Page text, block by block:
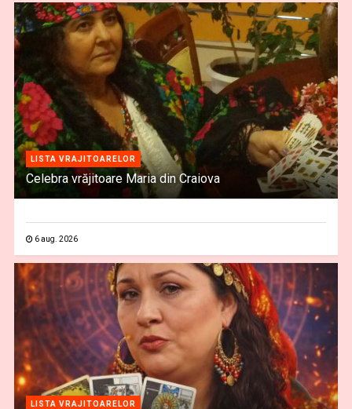
LISTA VRAJITOARELOR
Celebra vrăjitoare Maria din Craiova
6 aug. 2026
LISTA VRAJITOARELOR